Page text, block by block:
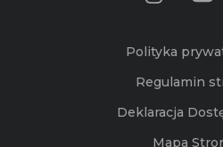
Polityka
Regulamin
Deklaracja
Mapa